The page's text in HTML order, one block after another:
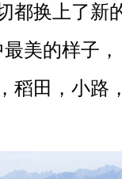
都换上了新
美的样子，
稻田，小路